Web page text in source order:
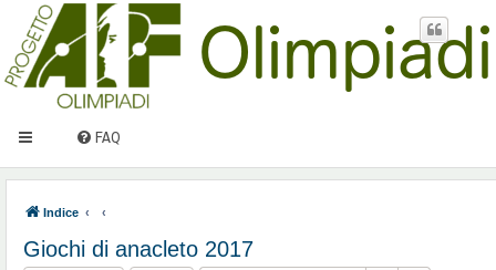
FAQ
Indice
Giochi di anacleto 2017